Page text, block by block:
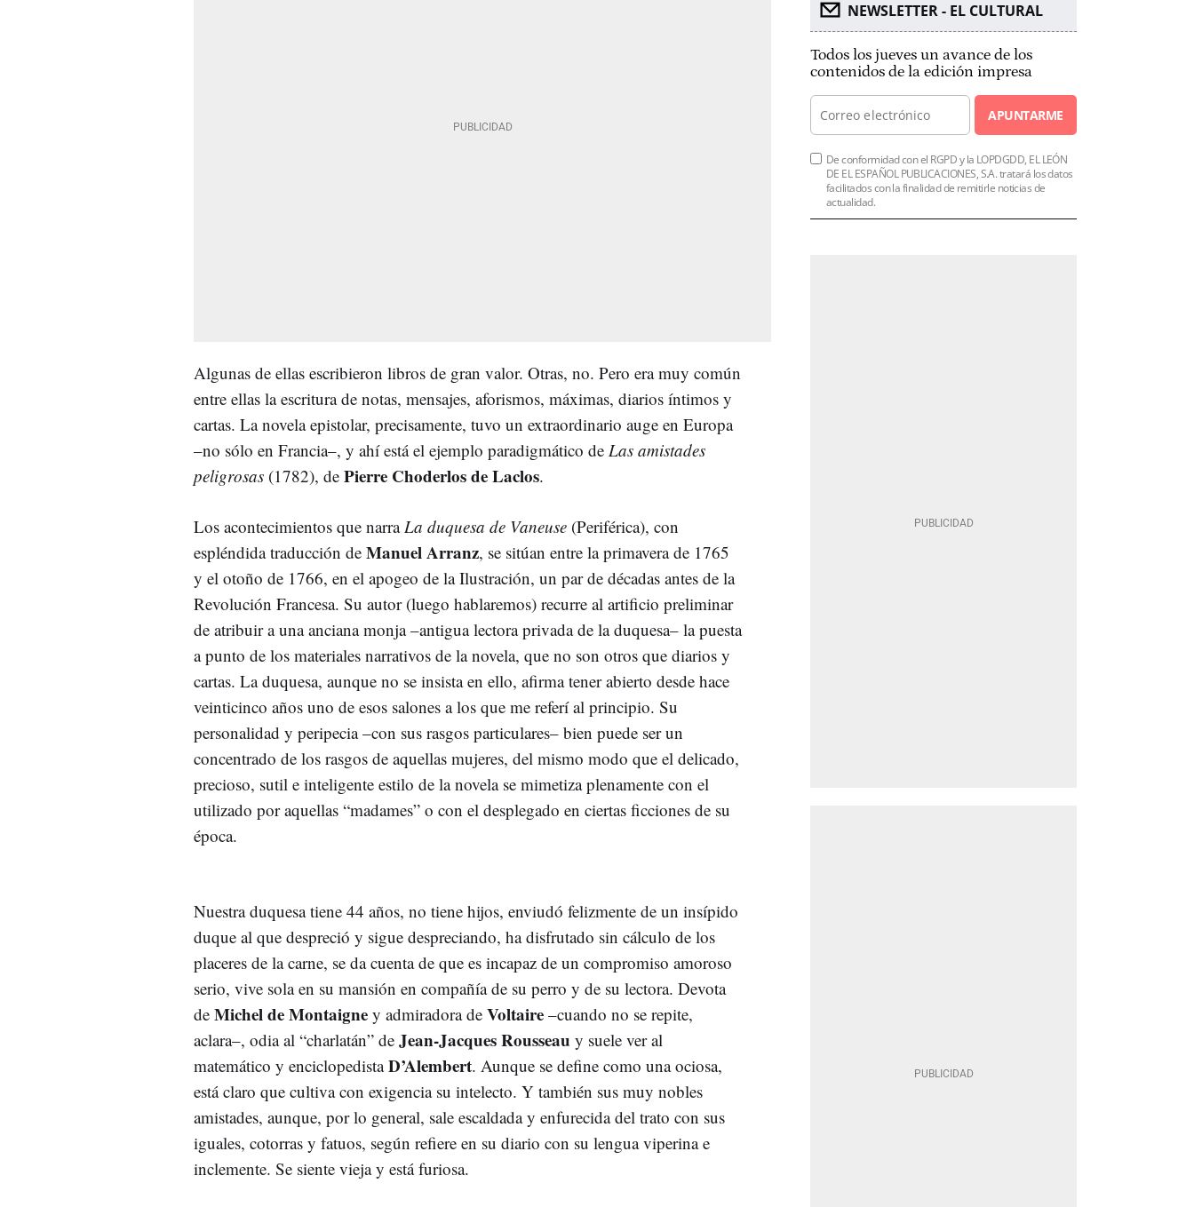
Algunas de ellas escribieron libros de gran valor. Otras, no. Pero era muy común
entre ellas la escritura de notas, mensajes, aforismos, máximas, diarios íntimos y
cartas. La novela epistolar, precisamente, tuvo un extraordinario auge en Europa
–no sólo en Francia–, y ahí está el ejemplo paradigmático de Las amistades
peligrosas (1782), de Pierre Choderlos de Laclos.
Los acontecimientos que narraLa duquesa de Vaneuse (Periférica), con
espléndida traducción de Manuel Arranz, se sitúan entre la primavera de 1765
y el otoño de 1766, en el apogeo de la Ilustración, un par de décadas antes de la
Revolución Francesa. Su autor (luego hablaremos) recurre al artificio preliminar
de atribuir a una anciana monja –antigua lectora privada de la duquesa– la puesta
a punto de los materiales narrativos de la novela, que no son otros que diarios y
cartas. La duquesa, aunque no se insista en ello, afirma tener abierto desde hace
veinticinco años uno de esos salones a los que me referí al principio. Su
personalidad y peripecia –con sus rasgos particulares– bien puede ser un
concentrado de los rasgos de aquellas mujeres, del mismo modo que el delicado,
precioso, sutil e inteligente estilo de la novela se mimetiza plenamente con el
utilizado por aquellas “madames” o con el desplegado en ciertas ficciones de su
época.
Nuestra duquesa tiene 44 años, no tiene hijos, enviudó felizmente de un insípido
duque al que despreció y sigue despreciando, ha disfrutado sin cálculo de los
placeres de la carne, se da cuenta de que es incapaz de un compromiso amoroso
serio, vive sola en su mansión en compañía de su perro y de su lectora. Devota
de Michel de Montaigne y admiradora de Voltaire –cuando no se repite,
aclara–, odia al “charlatán” de Jean-Jacques Rousseau y suele ver al
matemático y enciclopedistaD’Alembert. Aunque se define como una ociosa,
está claro que cultiva con exigencia su intelecto. Y también sus muy nobles
amistades, aunque, por lo general, sale escaldada y enfurecida del trato con sus
iguales, cotorras y fatuos, según refiere en su diario con su lengua viperina e
inclemente. Se siente vieja y está furiosa.
NEWSLETTER - EL CULTURAL
Todos los jueves un avance de los
contenidos de la edición impresa
APUNTARME
De conformidad con el RGPD y la LOPDGDD, EL LEÓN
DE EL ESPAÑOL PUBLICACIONES, S.A. tratará los datos
facilitados con la finalidad de remitirle noticias de
actualidad.